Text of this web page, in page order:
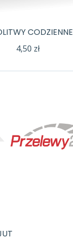
CODZIENNE
4,50 zł